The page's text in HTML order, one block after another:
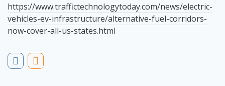
https://www.traffictechnologytoday.com/news/electric-
vehicles-ev-infrastructure/alternative-fuel-corridors-
now-cover-all-us-states.html